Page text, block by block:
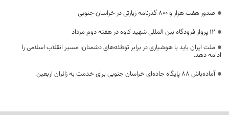
صدور هفت هزار و ۸۰۰ گذرنامه زیارتی در خراسان جنوبی
۱۲ پرواز فرودگاه بین المللی شهید کاوه در هفته دوم مرداد
ملت ایران باید با هوشیاری در برابر توطئه‌های دشمنان، مسیر انقلاب اسلامی را
ادامه دهد.
آماده‌باش ۸۸ پایگاه جاده‌ای خراسان جنوبی برای خدمت به زائران اربعین